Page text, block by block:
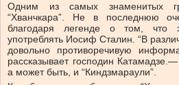
Одним из самых знаменитых
“Хванчкара”. Не в последнюю
благодаря легенде о том, что
употреблять Иосиф Сталин. “В
довольно противоречивую
рассказывает господин
а может быть, и “Киндзмараули”.